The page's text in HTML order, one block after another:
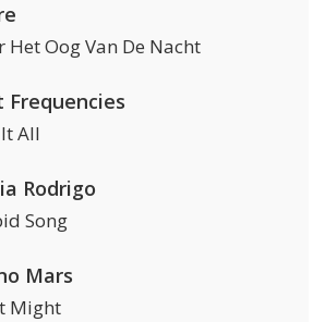
Het Oog Van De Nacht
Frequencies
All
Rodrigo
Song
Mars
Might